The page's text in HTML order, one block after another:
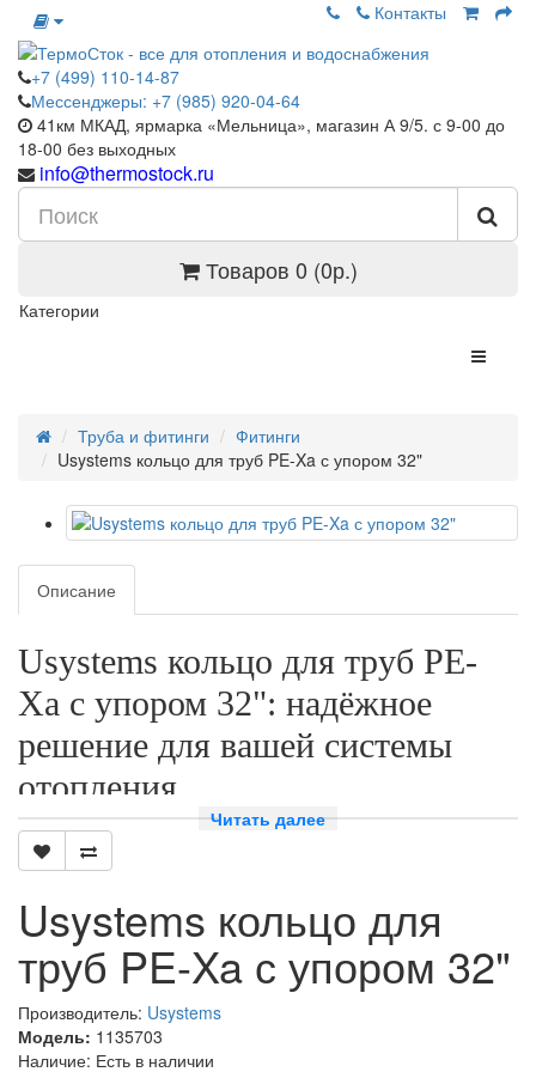
Контакты
+7 (499) 110-14-87
Мессенджеры: +7 (985) 920-04-64
41км МКАД, ярмарка «Мельница», магазин А 9/5. с 9-00 до
18-00 без выходных
info@thermostock.ru
Товаров 0 (0р.)
Категории
Труба и фитинги
Фитинги
Usystems кольцо для труб PE-Xa с упором 32"
Описание
Usystems кольцо для труб PE-
Xa с упором 32": надёжное
решение для вашей системы
отопления
Преимущества кольца Usystems
высококачественный продукт, который обеспечивает надёжное
соединение труб в системе отопления. Оно изготовлено из
прочного материала, который устойчив к коррозии и механическим
повреждениям.
Почему стоит выбрать кольцо Usystems?
Читать далее
Usystems кольцо для
труб PE-Xa с упором 32"
Производитель: Usystems
Модель: 1135703
Наличие: Есть в наличии